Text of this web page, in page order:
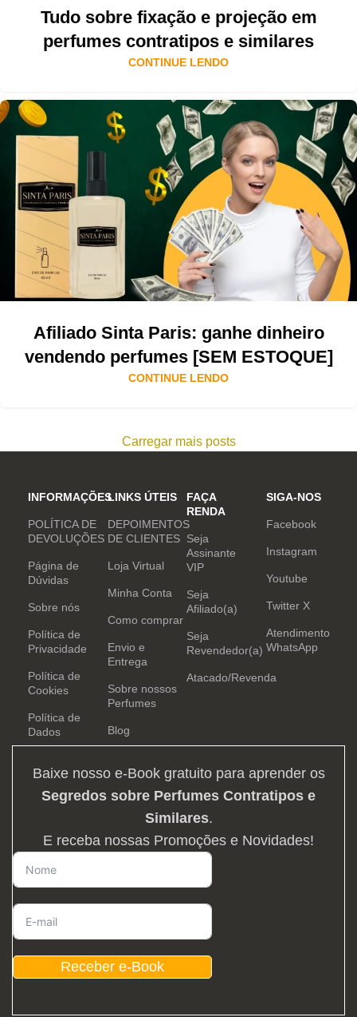
Tudo sobre fixação e projeção em
perfumes contratipos e similares
CONTINUE LENDO
Afiliado Sinta Paris: ganhe dinheiro
vendendo perfumes [SEM ESTOQUE]
CONTINUE LENDO
Carregar mais posts
INFORMAÇÕES
POLÍTICA DE
DEVOLUÇÕES
Página de
Dúvidas
Sobre nós
Política de
Privacidade
Política de
Cookies
Política de
Dados
LINKS ÚTEIS
DEPOIMENTOS
DE CLIENTES
Loja Virtual
Minha Conta
Como comprar
Envio e
Entrega
Sobre nossos
Perfumes
Blog
FAÇA
RENDA
Seja
Assinante
VIP
Seja
Afiliado(a)
Seja
Revendedor(a)
Atacado/Revenda
SIGA-NOS
Facebook
Instagram
Youtube
Twitter X
Atendimento
WhatsApp
Baixe nosso e-Book gratuito para aprender os
Segredos sobre Perfumes Contratipos e
Similares.
E receba nossas Promoções e Novidades!
Receber e-Book